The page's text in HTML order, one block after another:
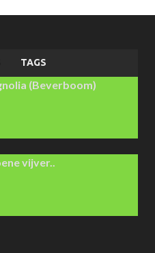
TAGS
(Beverboom)
vijver..